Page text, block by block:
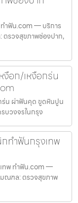
ำฟัน.com — บริการ
รวจสุขภาพช่องปาก,
อก/เหงือกร่น
ร่น ผ่าฟันคุด ขูดหินปูน
วงจรในกรุง
ทำฟันกรุงเทพ
ทพ ทำฟัน.com —
ณฑล: ตรวจสุขภาพ